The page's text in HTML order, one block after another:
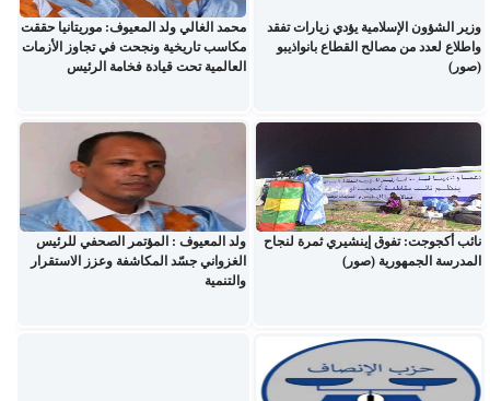
وزير الشؤون الإسلامية يؤدي زيارات تفقد
واطلاع لعدد من مصالح القطاع بانواذيبو
(صور)
محمد الغالي ولد المعيوف: موريتانيا حققت
مكاسب تاريخية ونجحت في تجاوز الأزمات
العالمية تحت قيادة فخامة الرئيس
نائب أكجوجت: تفوق إينشيري ثمرة لنجاح
المدرسة الجمهورية (صور)
ولد المعيوف : المؤتمر الصحفي للرئيس
الغزواني جسّد المكاشفة وعزز الاستقرار
والتنمية